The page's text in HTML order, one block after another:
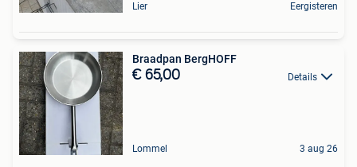
Lier Eergisteren
Braadpan BergHOFF
€ 65,00 Details
Lommel 3 aug 26